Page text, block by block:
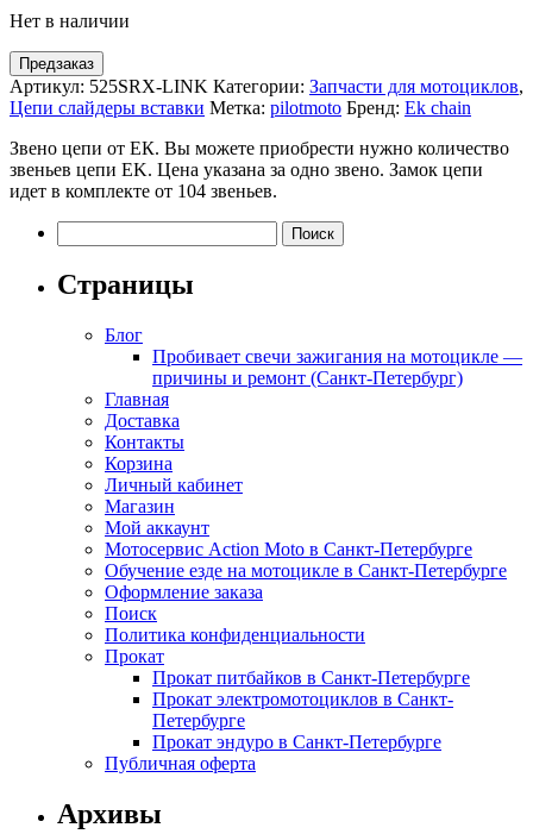
Нет в наличии
Предзаказ
Артикул: 525SRX-LINK Категории: Запчасти для мотоциклов,
Цепи слайдеры вставки Метка: pilotmoto Бренд: Ek chain
Звено цепи от ЕК. Вы можете приобрести нужно количество
звеньев цепи EK. Цена указана за одно звено. Замок цепи
идет в комплекте от 104 звеньев.
Страницы
Блог
Пробивает свечи зажигания на мотоцикле —
причины и ремонт (Санкт-Петербург)
Главная
Доставка
Контакты
Корзина
Личный кабинет
Магазин
Мой аккаунт
Мотосервис Action Moto в Санкт-Петербурге
Обучение езде на мотоцикле в Санкт-Петербурге
Оформление заказа
Поиск
Политика конфиденциальности
Прокат
Прокат питбайков в Санкт-Петербурге
Прокат электромотоциклов в Санкт-
Петербурге
Прокат эндуро в Санкт-Петербурге
Публичная оферта
Архивы